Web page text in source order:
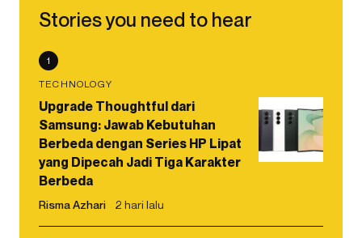
Stories you need to hear
1
TECHNOLOGY
Upgrade Thoughtful dari
Samsung: Jawab Kebutuhan
Berbeda dengan Series HP Lipat
yang Dipecah Jadi Tiga Karakter
Berbeda
Risma Azhari 2 hari lalu